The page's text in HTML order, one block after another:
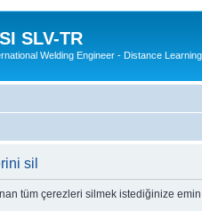
SLV-TR
Welding Engineer - Distance Learning
sil
tüm çerezleri silmek istediğinize